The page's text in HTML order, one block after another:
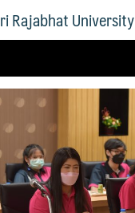
Rajabhat University